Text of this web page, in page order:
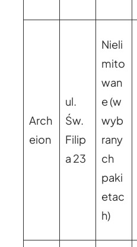
Arch
eion
ul.
Św.
Filip
a 23
Nieli
mito
wan
e (w
wyb
rany
ch
paki
etac
h)